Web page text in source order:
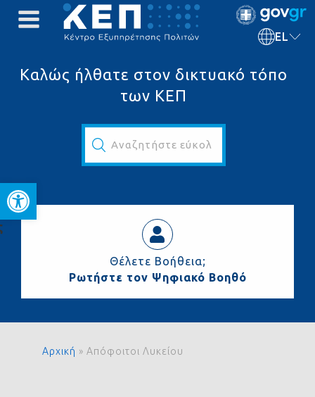
Ανοίξτε τη γραμμή
EL
Καλώς ήλθατε στον δικτυακό τόπο
των ΚΕΠ
Αναζητήστε εύκολα και γρήγορα...
Θέλετε Βοήθεια;
Ρωτήστε τον Ψηφιακό Βοηθό
Αρχική » Απόφοιτοι Λυκείου